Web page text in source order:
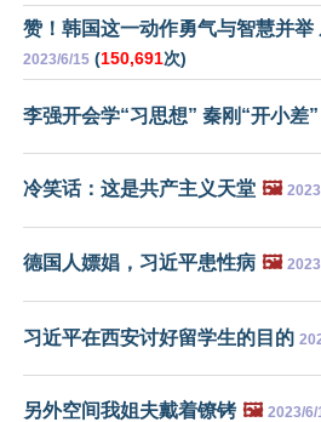
赞！韩国这一动作勇气与智慧并举
2023/6/15 (150,691次)
李强开会学“习思想” 秦刚“开小差”
冷笑话：这是共产主义天堂 🖼️
德国人嫖娼，习近平患性病 🖼️
习近平在西安讨好留学生的目的
另外空间我姐夫戴着镣铐 🖼️ 2023/6/